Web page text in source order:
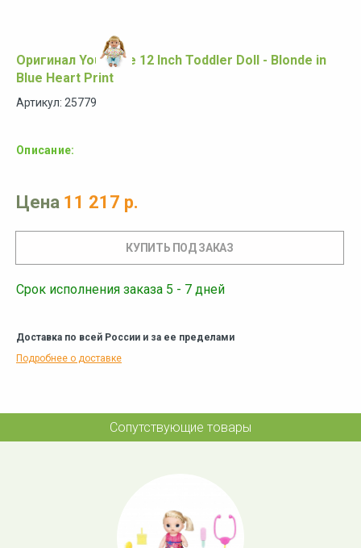
Оригинал You & Me 12 Inch Toddler Doll - Blonde in
Blue Heart Print
Артикул: 25779
Описание:
Цена 11 217 р.
Срок исполнения заказа 5 - 7 дней
Доставка по всей России и за ее пределами
Подробнее о доставке
Сопутствующие товары